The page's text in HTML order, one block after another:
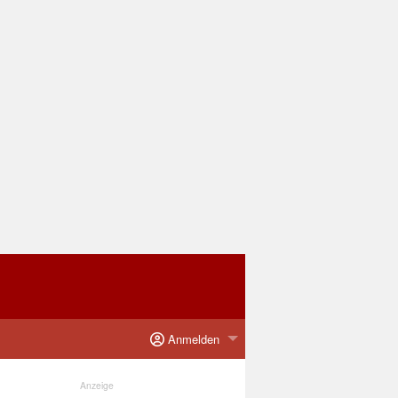
Anmelden
Anzeige